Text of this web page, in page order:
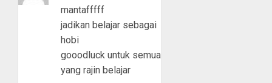
mantafffff
jadikan belajar sebagai
hobi
gooodluck untuk semua
yang rajin belajar